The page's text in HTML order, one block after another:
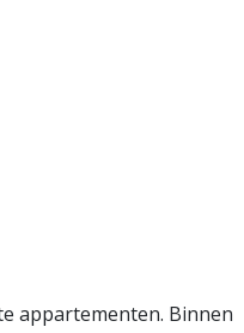
appartementen. Binnen